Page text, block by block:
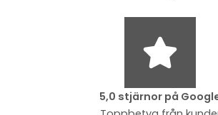
5,0 stjärnor på